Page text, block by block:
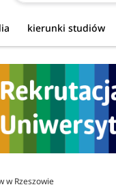
kierunki studiów
w Rzeszowie